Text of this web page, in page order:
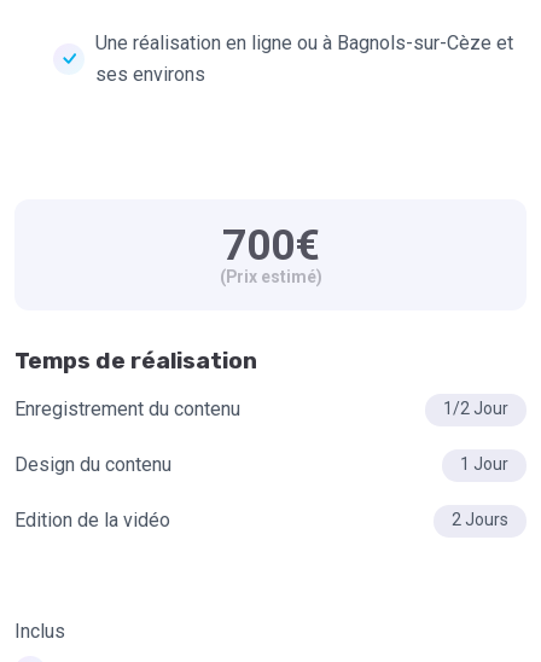
Une réalisation en ligne ou à Bagnols-sur-Cèze et
ses environs
700€
(Prix estimé)
Temps de réalisation
Enregistrement du contenu 1/2 Jour
Design du contenu 1 Jour
Edition de la vidéo 2 Jours
Inclus